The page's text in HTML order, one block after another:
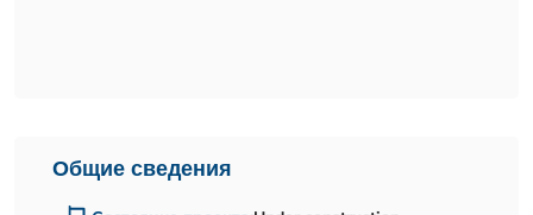
Общие сведения